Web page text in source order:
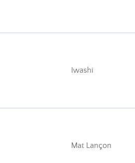
Iwashi
Mat Lançon